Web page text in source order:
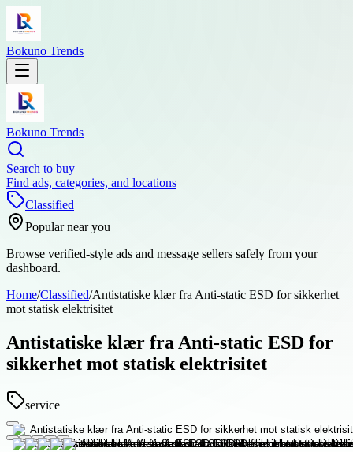
Bokuno Trends
Bokuno Trends
Search to buy
Find ads, categories, and locations
Classified
Popular near you
Browse verified-style ads and message sellers safely from your
dashboard.
Home/Classified/Antistatiske klær fra Anti-static ESD for sikkerhet
mot statisk elektrisitet
Antistatiske klær fra Anti-static ESD for
sikkerhet mot statisk elektrisitet
service